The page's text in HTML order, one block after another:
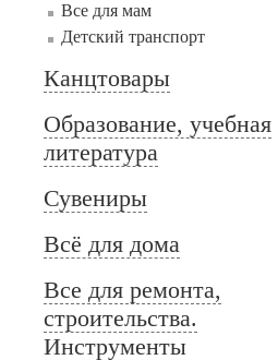
Все для мам
Детский транспорт
Канцтовары
Образование, учебная
литература
Сувениры
Всё для дома
Все для ремонта,
строительства.
Инструменты